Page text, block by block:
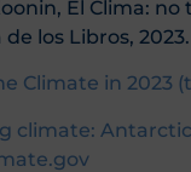
El Clima: no
los Libros, 2023.
Climate in 2023
climate: Antarctic